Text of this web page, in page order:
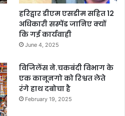
हरिद्वार डीएम एसडीम सहित 12
अधिकारी सस्पेंड जानिए क्यों
कि गई कार्यवाही
June 4, 2025
विजिलेंस ने.चकबंदी विभाग के
एक कानूनगो को रिश्वत लेते
रंगे हाथ दबोचा है
February 19, 2025